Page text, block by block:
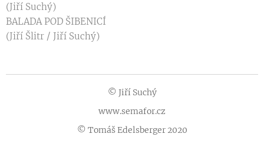
(Jiří Suchý)
BALADA POD ŠIBENICÍ
(Jiří Šlitr / Jiří Suchý)
© Jiří Suchý
www.semafor.cz
© Tomáš Edelsberger 2020